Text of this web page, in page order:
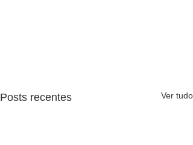
Posts recentes Ver tudo